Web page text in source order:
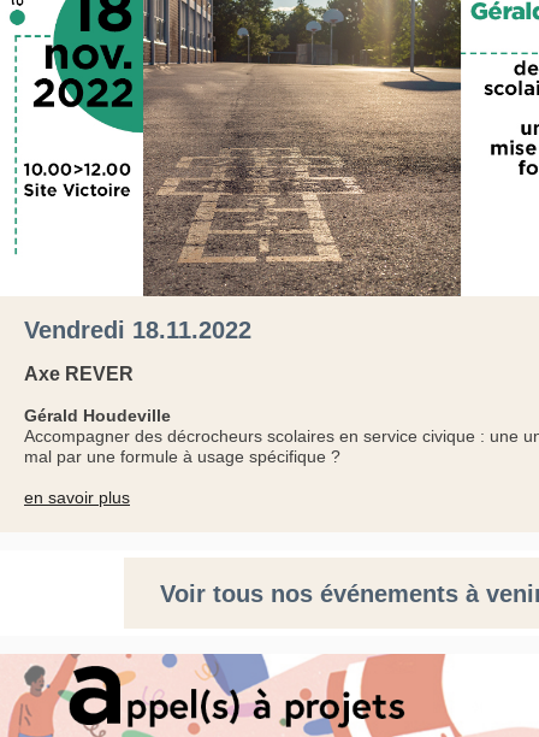
Vendredi 18.11.2022
Axe REVER
Gérald Houdeville
Accompagner des décrocheurs scolaires en service civique : une
mal par une formule à usage spécifique ?
en savoir plus
Voir tous nos événements à